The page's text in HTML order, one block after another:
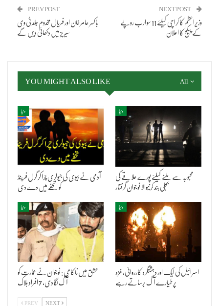
PREV POST
باکسر عامر خان اور فریال مخدوم جلد ٹی وی
سیریز میں دکھائی دیں گے
NEXT POST
وزیراعظم کا کراچی کیلئے 11 سو ارب روپے
کے پیکج کا اعلان
All
YOU MIGHT ALSO LIKE
دنیا
آدمی نے بیوی کی جیولری چرا کر گرل فرینڈ
کو تحفے میں دے دی
دنیا
محبوبہ سے ملنے کیلئے پورے علاقے کی
بجلی بند کرنیوالا نوجوان گرفتار
دنیا
عشق میں ناکامی : نوجوان نے عمارت کو
آگ لگادی، 7 افراد ہلاک
دنیا
اسرائیل کی ایک اور دہشتگرد کارروائی، غزہ
پر طیارے آگ برساتے رہے
PREV NEXT